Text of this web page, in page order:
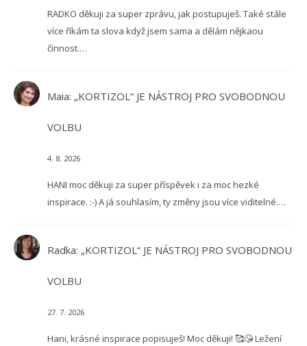
RADKO děkuji za super zprávu, jak postupuješ. Také stále
více říkám ta slova když jsem sama a dělám nějkaou
činnost.…
Maia: „KORTIZOL“ JE NÁSTROJ PRO SVOBODNOU
VOLBU
4. 8. 2026
HANI moc děkuji za super příspěvek i za moc hezké
inspirace. :-) A já souhlasím, ty změny jsou více viditelné.…
Radka: „KORTIZOL“ JE NÁSTROJ PRO SVOBODNOU
VOLBU
27. 7. 2026
Hani, krásné inspirace popisuješ! Moc děkuji! 🥰😘 Ležení